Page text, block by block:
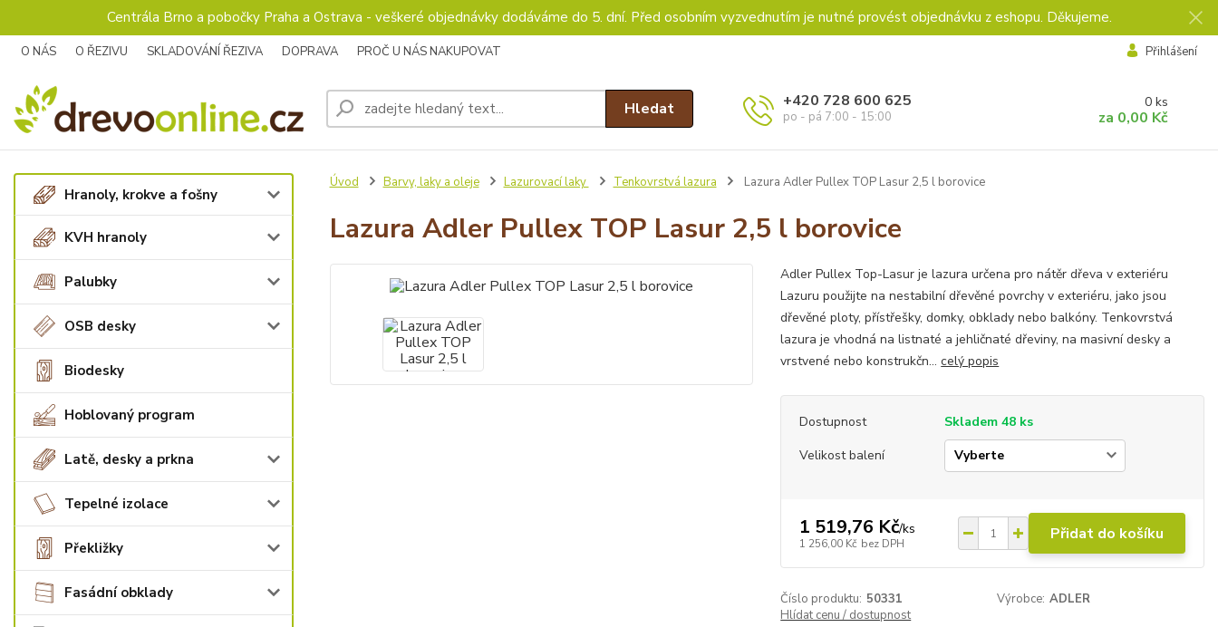
Centrála Brno a pobočky Praha a Ostrava - veškeré objednávky dodáváme do 5. dní. Před osobním vyzvednutím je nutné provést objednávku z eshopu. Děkujeme.
O NÁS O ŘEZIVU SKLADOVÁNÍ ŘEZIVA DOPRAVA PROČ U NÁS NAKUPOVAT Přihlášení
Hledat +420 728 600 625
po - pá 7:00 - 15:00
0 ks
za 0,00 Kč
Hranoly, krokve a fošny
KVH hranoly
Palubky
OSB desky
Biodesky
Hoblovaný program
Latě, desky a prkna
Tepelné izolace
Překližky
Fasádní obklady
Úvod Barvy, laky a oleje Lazurovací laky Tenkovrstvá lazura Lazura Adler Pullex TOP Lasur 2,5 l borovice
Lazura Adler Pullex TOP Lasur 2,5 l borovice
Adler Pullex Top-Lasur je lazura určena pro nátěr dřeva v exteriéru
Lazuru použijte na nestabilní dřevěné povrchy v exteriéru, jako jsou
dřevěné ploty, přístřešky, domky, obklady nebo balkóny. Tenkovrstvá
lazura je vhodná na listnaté a jehličnaté dřeviny, na masivní desky a
vrstvené nebo konstrukčn...celý popis
Dostupnost
Skladem 48 ks
Velikost balení
1 519,76 Kč/ks
1 256,00 Kč bez DPH Přidat do košíku
Číslo produktu: 50331 Výrobce: ADLER
Hlídat cenu / dostupnost